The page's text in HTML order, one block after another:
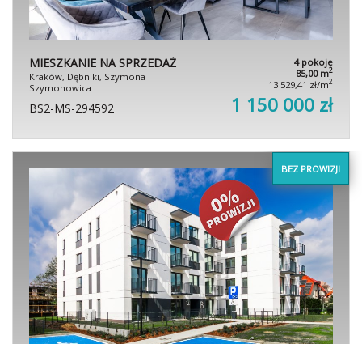
MIESZKANIE NA SPRZEDAŻ
Kraków, Dębniki, Szymona
Szymonowica
4 pokoje
85,00 m2
13 529,41 zł/m2
BS2-MS-294592 1 150 000 zł
BEZ PROWIZJI